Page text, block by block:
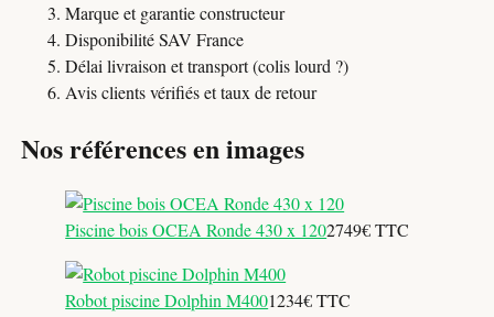
Marque et garantie constructeur
Disponibilité SAV France
Délai livraison et transport (colis lourd ?)
Avis clients vérifiés et taux de retour
Nos références en images
Piscine bois OCEA Ronde 430 x 1202749€ TTC
Robot piscine Dolphin M4001234€ TTC